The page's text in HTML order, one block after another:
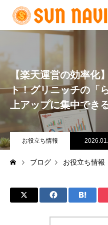
【楽天運営の効率化
ト！グリニッチの「
上アップに集中でき
お役立ち情報
ブログ お役立ち情報